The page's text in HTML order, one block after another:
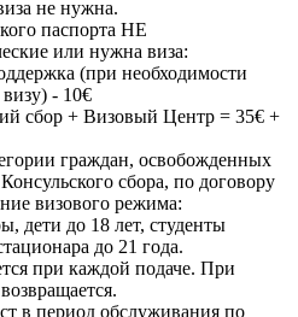
не нужна.
паспорта НЕ
или нужна виза:
(при необходимости
- 10€
сбор + Визовый Центр = 35€ +
граждан, освобожденных
сбора, по договору
визового режима:
дети до 18 лет, студенты
до 21 года.
при каждой подаче. При
в период обслуживания по